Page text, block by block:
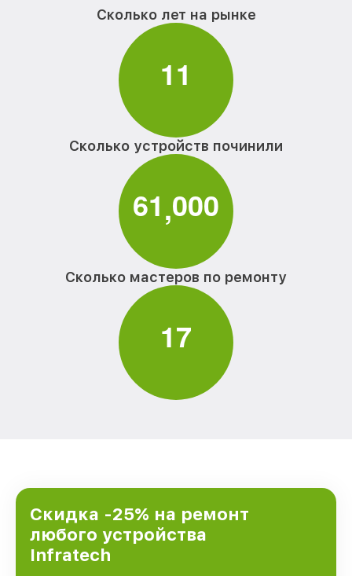
Сколько лет на рынке
11
Сколько устройств починили
61,000
Сколько мастеров по ремонту
17
Скидка -25% на ремонт
любого устройства
Infratech